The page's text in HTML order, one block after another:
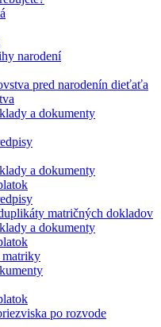
narodení
pred narodenín dieťaťa
a dokumenty
a dokumenty
matričných dokladov
a dokumenty
matriky
po rozvode